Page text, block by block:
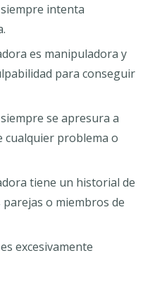
intenta
es manipuladora y
para conseguir
se apresura a
cualquier problema o
tiene un historial de
o miembros de
excesivamente